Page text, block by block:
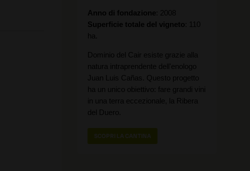
Anno di fondazione
2008
Superficie totale del vigneto
110
ha.
Dominio del Cair esiste grazie alla
natura intraprendente dell'enologo
Juan Luis Cañas. Questo progetto
ha un unico obiettivo: fare grandi vini
in una terra eccezionale, la Ribera
del Duero.
SCOPRI LA CANTINA